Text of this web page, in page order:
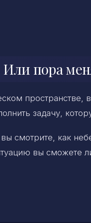
пора
задачу,
смотрите, как
вы сможете